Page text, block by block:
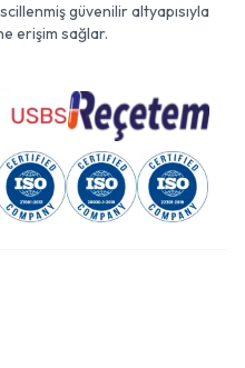
güvenilir altyapısıyla
erişim sağlar.